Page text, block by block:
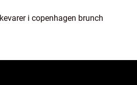
i copenhagen brunch